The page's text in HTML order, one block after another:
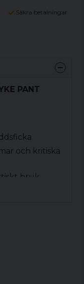
Säkra betalningar
PANT
och kritiska
bruk